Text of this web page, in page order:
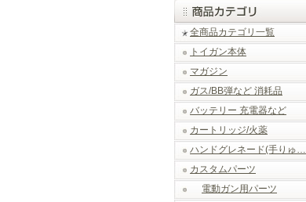
全商品カテゴリ一覧
トイガン本体
マガジン
ガス/BB弾など 消耗品
バッテリー 充電器など
カートリッジ/火薬
ハンドグレネード(手りゅ…
カスタムパーツ
電動ガン用パーツ